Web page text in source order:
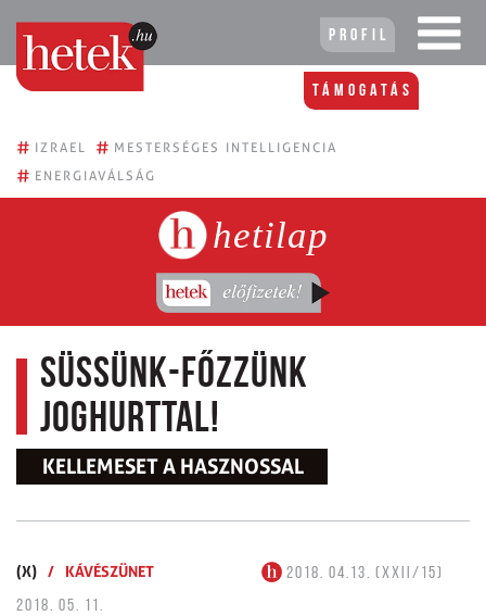
Profil
Támogatás
# IZRAEL # MESTERSÉGES INTELLIGENCIA
# ENERGIAVÁLSÁG
hetilap
Süssünk-főzzünk
joghurttal!
KELLEMESET A HASZNOSSAL
(X) / KÁVÉSZÜNET
2018. 04.13. (XXII/15)
2018. 05. 11.